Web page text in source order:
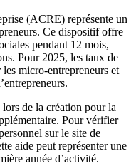
(ACRE) représente un
Ce dispositif offre
pendant 12 mois,
Pour 2025, les taux de
micro-entrepreneurs et
de la création pour la
Pour vérifier
sur le site de
aide peut représenter une
année d’activité.